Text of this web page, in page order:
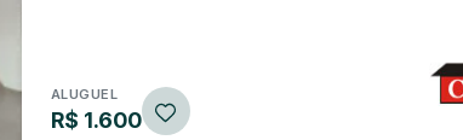
ALUGUEL
R$ 1.600